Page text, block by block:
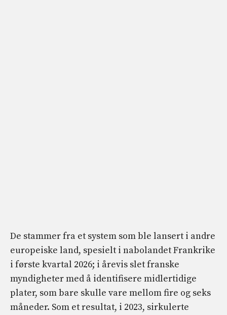
De stammer fra et system som ble lansert i andre
europeiske land, spesielt i nabolandet Frankrike
i første kvartal 2026; i årevis slet franske
myndigheter med å identifisere midlertidige
plater, som bare skulle vare mellom fire og seks
måneder. Som et resultat, i 2023, sirkulerte